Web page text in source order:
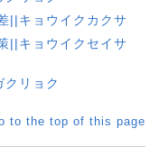
||キョウイクカクサ
||キョウイクセイサ
リョク
to the top of this page